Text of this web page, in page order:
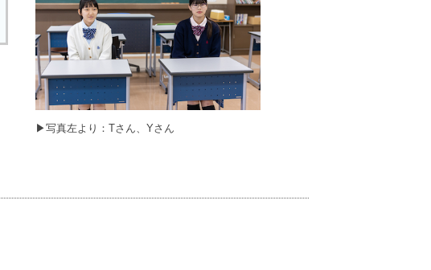
▶︎写真左より：Tさん、Yさん